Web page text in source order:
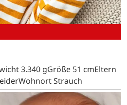
3.340 gGröße 51 cmEltern
Strauch